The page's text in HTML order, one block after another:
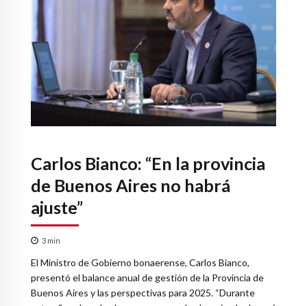
Carlos Bianco: “En la provincia
de Buenos Aires no habrá
ajuste”
3 min
El Ministro de Gobierno bonaerense, Carlos Bianco,
presentó el balance anual de gestión de la Provincia de
Buenos Aires y las perspectivas para 2025. “Durante